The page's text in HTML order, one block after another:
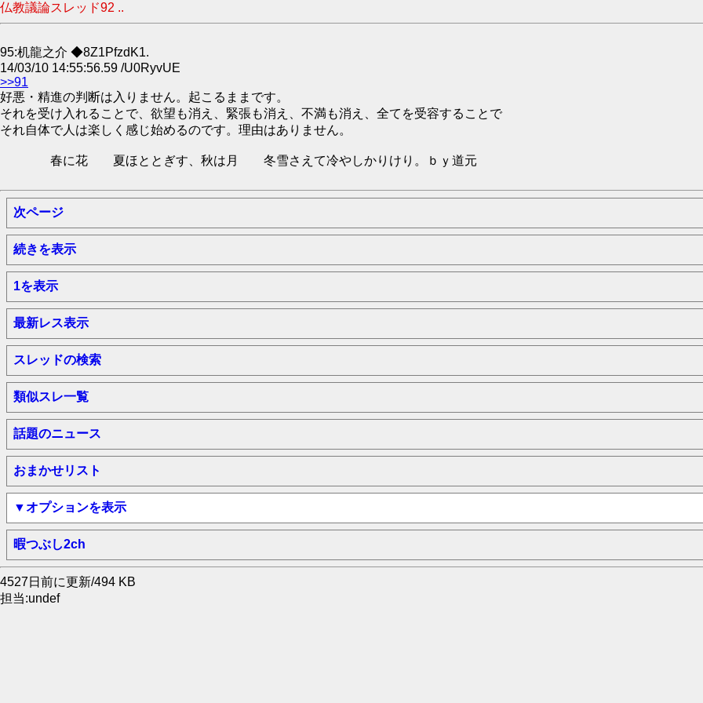
仏教議論スレッド92 ..
95:机龍之介 ◆8Z1PfzdK1.
14/03/10 14:55:56.59 /U0RyvUE
>>91
好悪・精進の判断は入りません。起こるままです。
それを受け入れることで、欲望も消え、緊張も消え、不満も消え、全てを受容することで
それ自体で人は楽しく感じ始めるのです。理由はありません。
春に花 夏ほととぎす、秋は月 冬雪さえて冷やしかりけり。ｂｙ道元
次ページ
続きを表示
1を表示
最新レス表示
スレッドの検索
類似スレ一覧
話題のニュース
おまかせリスト
▼オプションを表示
暇つぶし2ch
4527日前に更新/494 KB
担当:undef